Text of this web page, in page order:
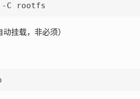
C rootfs
挂载，非必须）